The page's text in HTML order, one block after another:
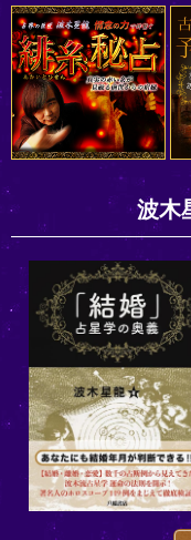
波木